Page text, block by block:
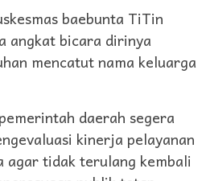
baebunta TiTin
angkat bicara dirinya
mencatut nama keluarga
daerah segera
kinerja pelayanan
agar tidak terulang kembali